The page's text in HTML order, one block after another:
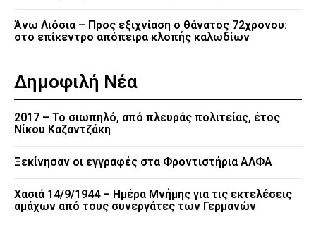
Άνω Λιόσια – Προς εξιχνίαση ο θάνατος 72χρονου:
στο επίκεντρο απόπειρα κλοπής καλωδίων
Δημοφιλή Νέα
2017 – Το σιωπηλό, από πλευράς πολιτείας, έτος
Νίκου Καζαντζάκη
Ξεκίνησαν οι εγγραφές στα Φροντιστήρια ΑΛΦΑ
Χασιά 14/9/1944 – Ημέρα Μνήμης για τις εκτελέσεις
αμάχων από τους συνεργάτες των Γερμανών